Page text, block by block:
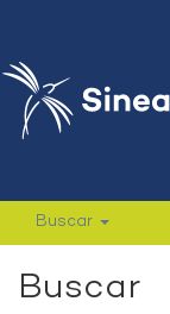
Buscar
Buscar